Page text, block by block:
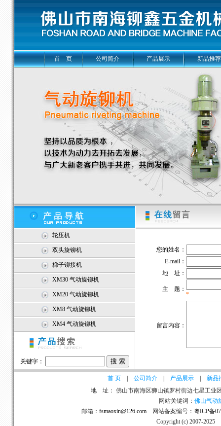
首 页 公司简介 产品展示 新品推荐
轮压机
双头旋铆机
梯子铆接机
XM30 气动旋铆机
XM20 气动旋铆机
XM8 气动旋铆机
XM4 气动旋铆机
关键字：
您的姓名：
E-mail：
地 址：
主 题：
*
留言内容：
首 页| 公司简介| 产品展示| 新品
地 址： 佛山市南海区狮山镇罗村街边七星工
网站关键词： 佛山气动
邮箱： fsmaoxin@126.com 网站备案编号： 粤ICP备
Copyright (c) 2007-